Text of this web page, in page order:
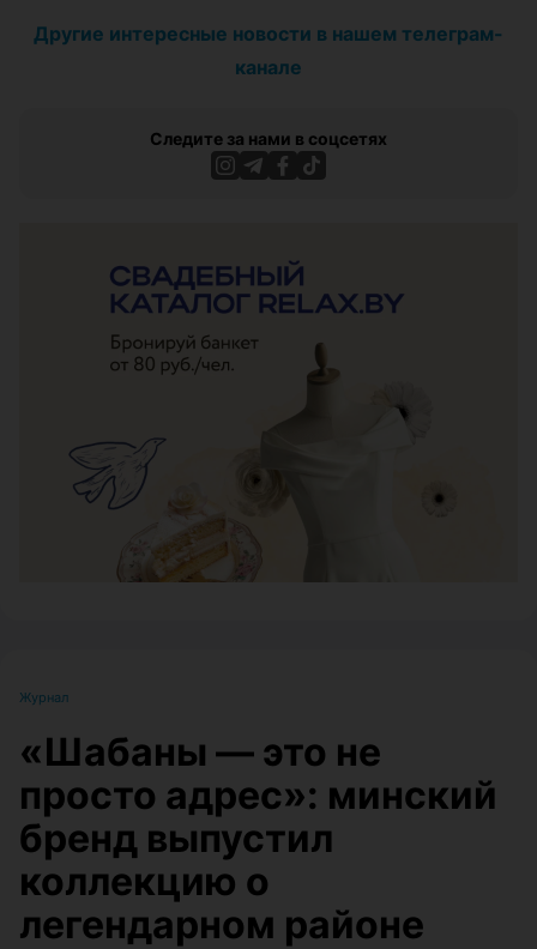
Другие интересные новости в нашем телеграм-
канале
Следите за нами в соцсетях
Журнал
«Шабаны — это не
просто адрес»: минский
бренд выпустил
коллекцию о
легендарном районе